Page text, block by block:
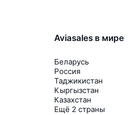
Aviasales в мире
Беларусь
Россия
Таджикистан
Кыргызстан
Казахстан
Ещё 2 страны